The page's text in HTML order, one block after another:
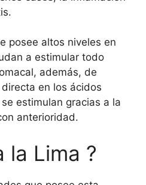
posee altos niveles en
a estimular todo
además, de
en los ácidos
estimulan gracias a la
anterioridad.
la Lima ?